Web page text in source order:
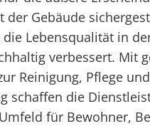
der Gebäude
Lebensqualität in
verbessert. Mit
Reinigung, Pflege und
schaffen die
für Bewohner,